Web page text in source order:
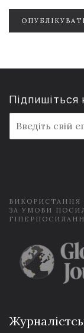
Підпишіться
m
a
ВИКОРИСТАННЯ
ЗА УМОВИ